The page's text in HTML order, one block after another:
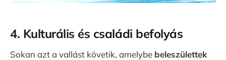
4. Kulturális és családi befolyás
Sokan azt a vallást követik, amelybe beleszülettek